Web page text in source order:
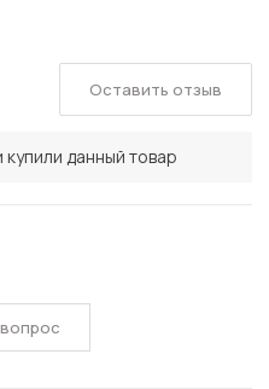
данный товар
Оставить отзыв